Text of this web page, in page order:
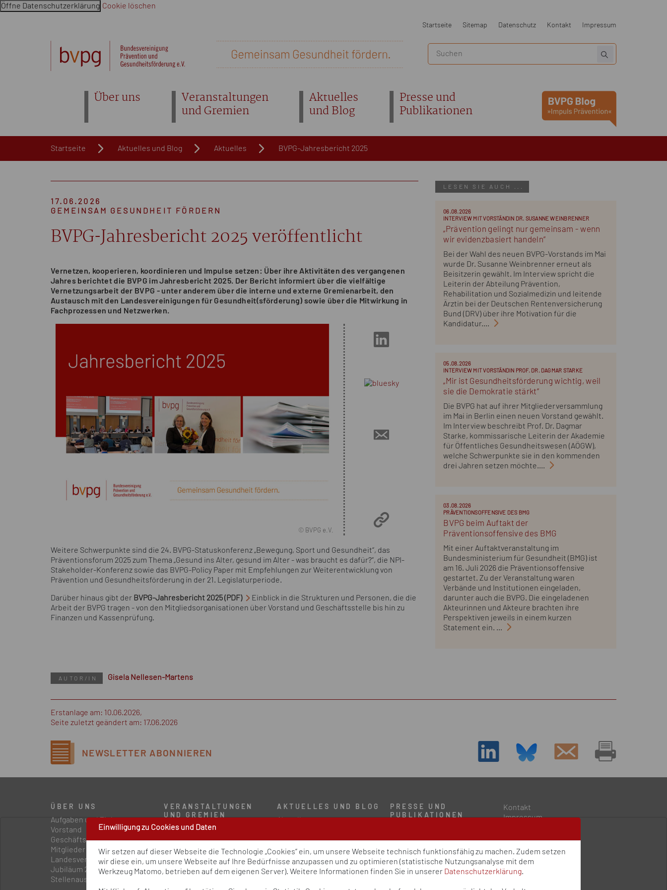
Öffne Datenschutzerklärung Cookie löschen
Einwilligung zu Cookies und Daten
Wir setzen auf dieser Webseite die Technologie „Cookies” ein, um unsere Webseite technisch funktionsfähig zu machen. Zudem setzen
wir diese ein, um unsere Webseite auf Ihre Bedürfnisse anzupassen und zu optimieren (statistische Nutzungsanalyse mit dem
Werkzeug Matomo, betrieben auf dem eigenen Server). Weitere Informationen finden Sie in unserer Datenschutzerklärung.
Startseite Sitemap Datenschutz Kontakt Impressum
Über uns
Veranstaltungen
und Gremien
Aktuelles
und Blog
Presse und
Publikationen
Startseite Aktuelles und Blog Aktuelles BVPG-Jahresbericht 2025
17.06.2026
GEMEINSAM GESUNDHEIT FÖRDERN
BVPG-Jahresbericht 2025 veröffentlicht
Vernetzen, kooperieren, koordinieren und Impulse setzen: Über ihre Aktivitäten des vergangenen
Jahres berichtet die BVPG im Jahresbericht 2025. Der Bericht informiert über die vielfältige
Vernetzungsarbeit der BVPG - unter anderem über die interne und externe Gremienarbeit, den
Austausch mit den Landesvereinigungen für Gesundheit(sförderung) sowie über die Mitwirkung in
Fachprozessen und Netzwerken.
© BVPG e.V.
Weitere Schwerpunkte sind die 24. BVPG-Statuskonferenz „Bewegung, Sport und Gesundheit“, das
Präventionsforum 2025 zum Thema „Gesund ins Alter, gesund im Alter - was braucht es dafür?“, die NPI-
Stakeholder-Konferenz sowie das BVPG-Policy Paper mit Empfehlungen zur Weiterentwicklung von
Prävention und Gesundheitsförderung in der 21. Legislaturperiode.
Darüber hinaus gibt der BVPG-Jahresbericht 2025 (PDF)
Einblick in die Strukturen und Personen, die die
Arbeit der BVPG tragen - von den Mitgliedsorganisationen über Vorstand und Geschäftsstelle bis hin zu
Finanzen und Kassenprüfung.
LESEN SIE AUCH ...
06.08.2026
INTERVIEW MIT VORSTÄNDIN DR. SUSANNE WEINBRENNER
„Prävention gelingt nur gemeinsam - wenn
wir evidenzbasiert handeln“
Bei der Wahl des neuen BVPG-Vorstands im Mai
wurde Dr. Susanne Weinbrenner erneut als
Beisitzerin gewählt. Im Interview spricht die
Leiterin der Abteilung Prävention,
Rehabilitation und Sozialmedizin und leitende
Ärztin bei der Deutschen Rentenversicherung
Bund (DRV) über ihre Motivation für die
Kandidatur....
05.08.2026
INTERVIEW MIT VORSTÄNDIN PROF. DR. DAGMAR STARKE
„Mir ist Gesundheitsförderung wichtig, weil
sie die Demokratie stärkt“
Die BVPG hat auf ihrer Mitgliederversammlung
im Mai in Berlin einen neuen Vorstand gewählt.
Im Interview beschreibt Prof. Dr. Dagmar
Starke, kommissarische Leiterin der Akademie
für Öffentliches Gesundheitswesen (AÖGW),
welche Schwerpunkte sie in den kommenden
drei Jahren setzen möchte....
03.08.2026
PRÄVENTIONSOFFENSIVE DES BMG
BVPG beim Auftakt der
Präventionsoffensive des BMG
Mit einer Auftaktveranstaltung im
Bundesministerium für Gesundheit (BMG) ist
am 16. Juli 2026 die Präventionsoffensive
gestartet. Zu der Veranstaltung waren
Verbände und Institutionen eingeladen,
darunter auch die BVPG. Die eingeladenen
Akteurinnen und Akteure brachten ihre
Perspektiven jeweils in einem kurzen
Statement ein. ...
AUTOR/IN Gisela Nellesen-Martens
Erstanlage am: 10.06.2026,
Seite zuletzt geändert am: 17.06.2026
NEWSLETTER ABONNIEREN
ÜBER UNS
Aufgaben und Ziele
Vorstand
Geschäftsstelle
Mitglieder
Landesvereinigungen
Jubiläum 2024
Stellenausschreibungen
VERANSTALTUNGEN
UND GREMIEN
Statuskonferenz
Präventionskongress
Präventionsforum
Externe Gremien
Interne Gremien
AKTUELLES UND BLOG
Aktuelles
PRESSE UND
PUBLIKATIONEN
Pressemitteilungen
Publikationen
Newsletter
Kontakt
Impressum
Sitemap